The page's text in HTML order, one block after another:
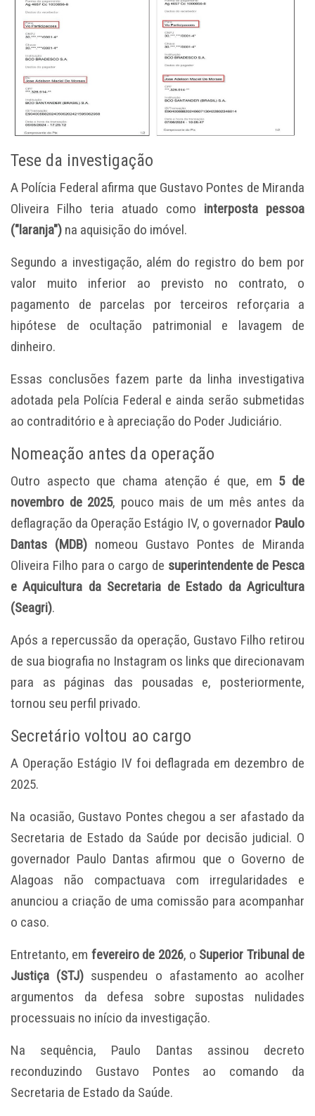
Tese da investigação
A Polícia Federal afirma que Gustavo Pontes de Miranda
Oliveira Filho teria atuado como interposta pessoa
("laranja") na aquisição do imóvel.
Segundo a investigação, além do registro do bem por
valor muito inferior ao previsto no contrato, o
pagamento de parcelas por terceiros reforçaria a
hipótese de ocultação patrimonial e lavagem de
dinheiro.
Essas conclusões fazem parte da linha investigativa
adotada pela Polícia Federal e ainda serão submetidas
ao contraditório e à apreciação do Poder Judiciário.
Nomeação antes da operação
Outro aspecto que chama atenção é que, em 5 de
novembro de 2025, pouco mais de um mês antes da
deflagração da Operação Estágio IV, o governador Paulo
Dantas (MDB) nomeou Gustavo Pontes de Miranda
Oliveira Filho para o cargo de superintendente de Pesca
e Aquicultura da Secretaria de Estado da Agricultura
(Seagri).
Após a repercussão da operação, Gustavo Filho retirou
de sua biografia no Instagram os links que direcionavam
para as páginas das pousadas e, posteriormente,
tornou seu perfil privado.
Secretário voltou ao cargo
A Operação Estágio IV foi deflagrada em dezembro de
2025.
Na ocasião, Gustavo Pontes chegou a ser afastado da
Secretaria de Estado da Saúde por decisão judicial. O
governador Paulo Dantas afirmou que o Governo de
Alagoas não compactuava com irregularidades e
anunciou a criação de uma comissão para acompanhar
o caso.
Entretanto, em fevereiro de 2026, o Superior Tribunal de
Justiça (STJ) suspendeu o afastamento ao acolher
argumentos da defesa sobre supostas nulidades
processuais no início da investigação.
Na sequência, Paulo Dantas assinou decreto
reconduzindo Gustavo Pontes ao comando da
Secretaria de Estado da Saúde.